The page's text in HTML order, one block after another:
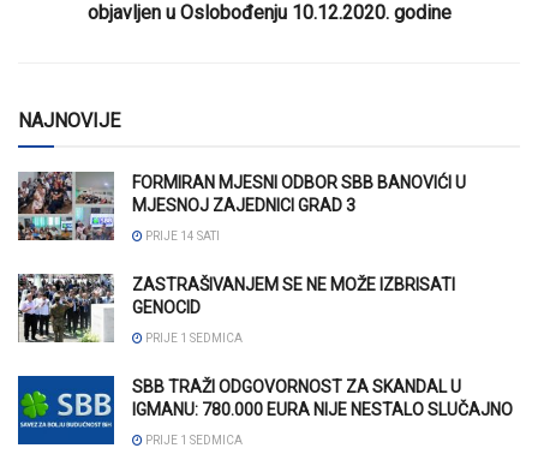
objavljen u Oslobođenju 10.12.2020. godine
NAJNOVIJE
FORMIRAN MJESNI ODBOR SBB BANOVIĆI U
MJESNOJ ZAJEDNICI GRAD 3
PRIJE 14 SATI
ZASTRAŠIVANJEM SE NE MOŽE IZBRISATI
GENOCID
PRIJE 1 SEDMICA
SBB TRAŽI ODGOVORNOST ZA SKANDAL U
IGMANU: 780.000 EURA NIJE NESTALO SLUČAJNO
PRIJE 1 SEDMICA